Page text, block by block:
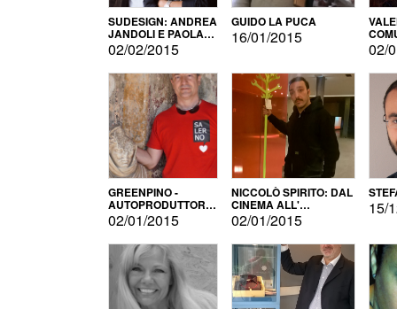
SUDESIGN: ANDREA
JANDOLI E PAOLA
PISAPIA
02/02/2015
GUIDO LA PUCA
16/01/2015
02/
GREENPINO -
AUTOPRODUTTORE
PER AMORE
02/01/2015
NICCOLÒ SPIRITO: DAL
CINEMA ALL'
AUTOPRODUZIONE
02/01/2015
15/